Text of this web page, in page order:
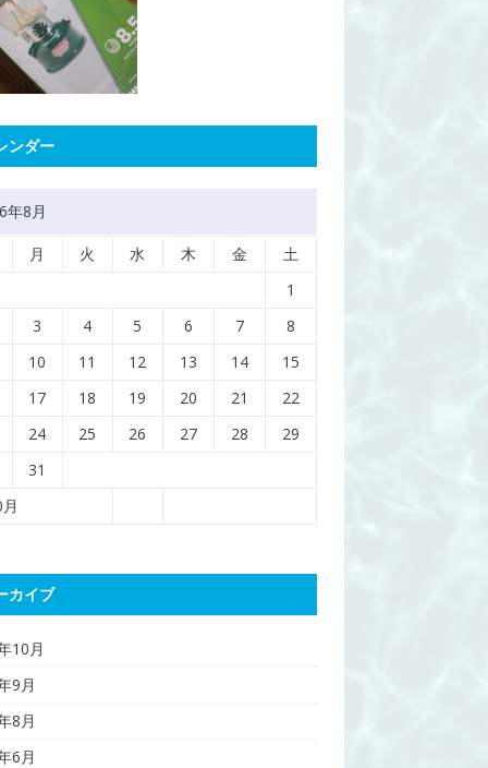
ンダー
年8月
月 火 水 木 金 土
1
3
4 5 6 7
8
10
11 12 13 14
15
17
18 19 20 21
22
24
25 26 27 28
29
31
カイブ
10月
9月
8月
6月